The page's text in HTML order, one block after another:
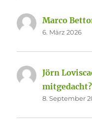
Marco
6. März 2026
Jörn
mitgedacht?
8. September